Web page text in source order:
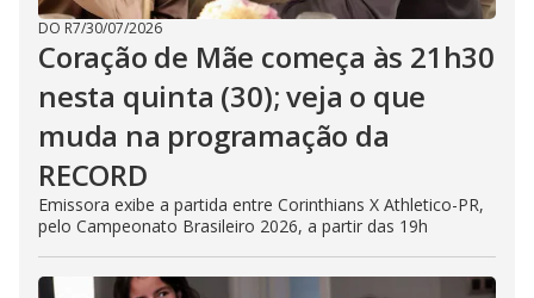
DO R7/30/07/2026
Coração de Mãe começa às 21h30
nesta quinta (30); veja o que
muda na programação da
RECORD
Emissora exibe a partida entre Corinthians X Athletico-PR,
pelo Campeonato Brasileiro 2026, a partir das 19h